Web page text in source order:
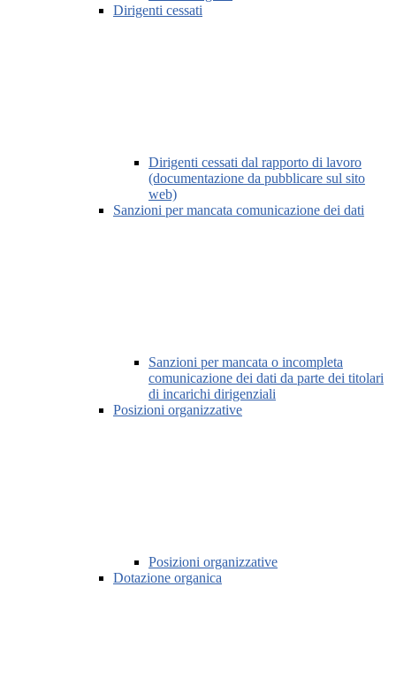
Dirigenti cessati
Dirigenti cessati dal rapporto di lavoro
(documentazione da pubblicare sul sito
web)
Sanzioni per mancata comunicazione dei dati
Sanzioni per mancata o incompleta
comunicazione dei dati da parte dei titolari
di incarichi dirigenziali
Posizioni organizzative
Posizioni organizzative
Dotazione organica